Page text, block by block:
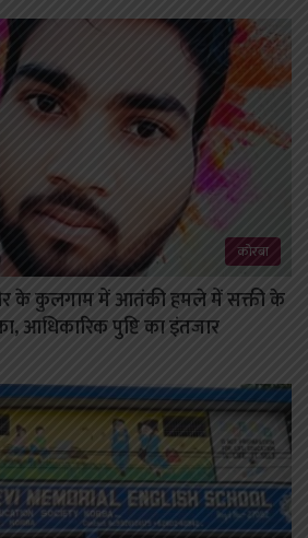
कोरबा
के कुलगाम में आतंकी हमले में सक्ती के
पुष्टि का इंतजार